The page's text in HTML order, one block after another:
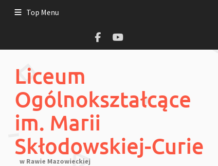
Top Menu
Liceum
Ogólnokształcące
im. Marii
Skłodowskiej-Curie
w Rawie Mazowieckiej